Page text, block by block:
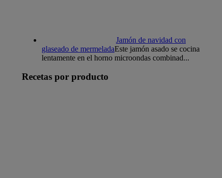
Jamón de navidad con
glaseado de mermeladaEste jamón asado se cocina
lentamente en el horno microondas combinad...
Recetas por producto